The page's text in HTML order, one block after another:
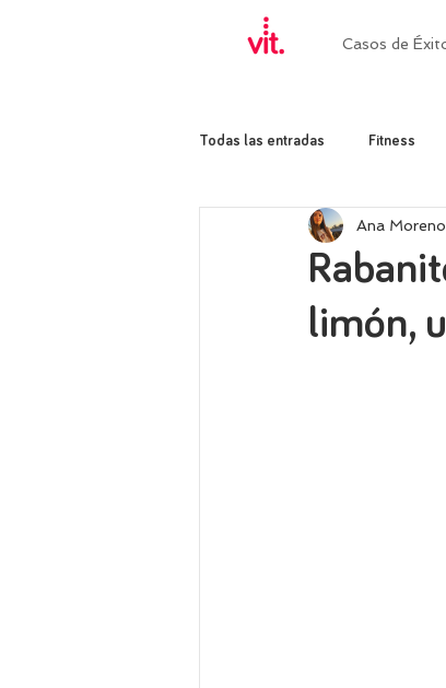
Casos de
Todas las entradas Fitness
limón,
Ana Moreno